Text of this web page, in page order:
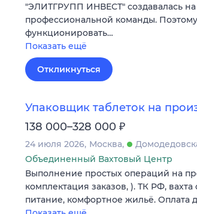
"ЭЛИТГРУПП ИНВЕСТ" создавалась
профессиональной команды. Поэтому
функционировать…
Показать ещё
Откликнуться
Упаковщик таблеток на
138 000–328 000 ₽
24 июля 2026 Москва
Объединенный Вахтовый Центр
Выполнение простых операций на
комплектация заказов, ). ТК РФ,
питание, комфортное жильё. Оплата